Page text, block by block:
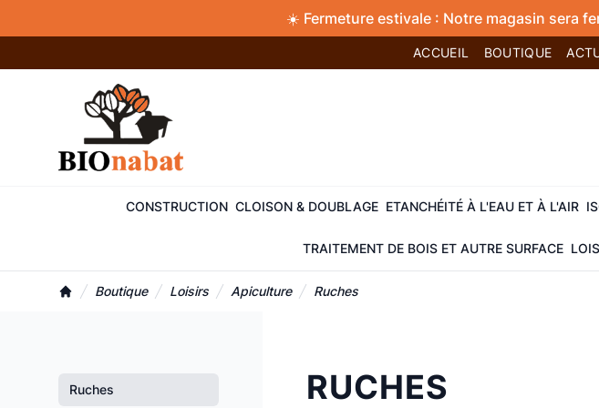
☀️ Fermeture estivale : Notre magasin sera
ACCUEIL BOUTIQUE
CONSTRUCTION CLOISON & DOUBLAGE ETANCHÉITÉ À L'EAU ET À L'AIR
TRAITEMENT DE BOIS ET AUTRE SURFACE
Boutique Loisirs Apiculture Ruches
Ruches RUCHES